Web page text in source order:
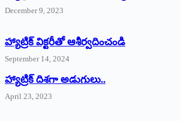
December 9, 2023
హ్యాట్రిక్‌ ‌విక్టరీతో ఆశీర్వదించండి
September 14, 2024
‌హ్యాట్రిక్‌ ‌దిశగా అడుగులు..
April 23, 2023